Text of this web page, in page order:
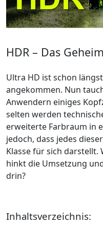
HDR – Das
Ultra HD ist schon
angekommen. Nun
Anwendern einiges
selten werden
erweiterte Farbraum in
jedoch, dass jedes
Klasse für sich darstellt.
hinkt die Umsetzung
drin?
Inhaltsverzeichnis: